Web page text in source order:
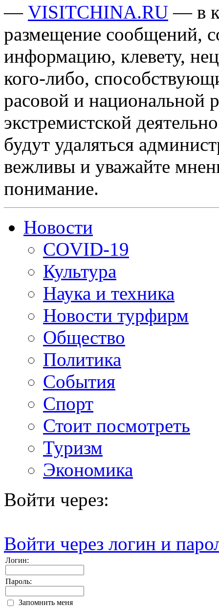
— VISITCHINA.RU — в
размещение сообщений,
информацию, клевету,
кого-либо,
расовой и национальной
экстремистской
будут удаляться
вежливы и уважайте
понимание.
Новости
COVID-19
Культура
Наука и техника
Новости турфирм
Общество
Политика
События
Спорт
Стоит посмотреть
Туризм
Экономика
Войти через:
Войти через логин и
Логин:
Пароль:
Запомнить меня